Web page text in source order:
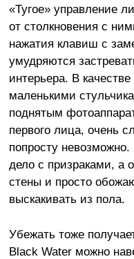
«Тугое» управление
от столкновения с
нажатия клавиш с
умудряются
интерьера. В
маленькими
поднятым
первого лица, очень
попросту
дело с призраками, а
стены и просто
выскакивать из пола.
Убежать тоже
Black Water можно